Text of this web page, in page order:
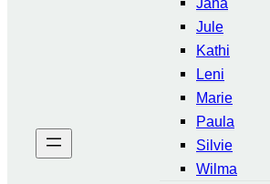
Jule
Kathi
Leni
Marie
Paula
Silvie
Wilma